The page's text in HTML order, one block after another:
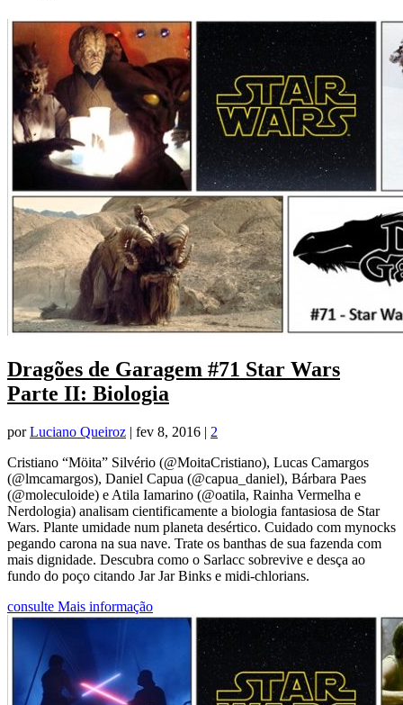
Dragões de Garagem #71 Star Wars
Parte II: Biologia
porLuciano Queiroz | fev 8, 2016 | 2
Cristiano “Möita” Silvério (@MoitaCristiano), Lucas Camargos
(@lmcamargos), Daniel Capua (@capua_daniel), Bárbara Paes
(@moleculoide) e Atila Iamarino (@oatila, Rainha Vermelha e
Nerdologia) analisam cientificamente a biologia fantasiosa de Star
Wars. Plante umidade num planeta desértico. Cuidado com mynocks
pegando carona na sua nave. Trate os banthas de sua fazenda com
mais dignidade. Descubra como o Sarlacc sobrevive e desça ao
fundo do poço citando Jar Jar Binks e midi-chlorians.
consulte Mais informação